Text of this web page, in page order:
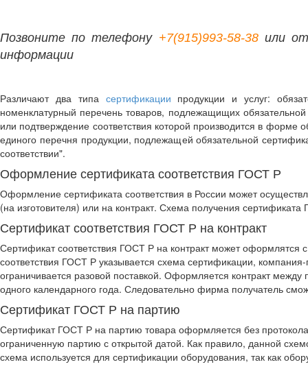
Позвоните по телефону +7(915)993-58-38или
информации
Различают два типа сертификации продукции и услуг:
номенклатурный перечень товаров, подлежащищих
или подтверждение соответствия которой производится в
единого перечня продукции, подлежащей обязательной
соответствии".
Оформление сертификата соответствия ГОСТ Р
Оформление сертификата соответствия в России может
(на изготовителя) или на контракт. Схема получения
Сертификат соответствия ГОСТ Р на контракт
Сертификат соответствия ГОСТ Р на контракт может
соответствия ГОСТ Р указывается схема сертификации,
ограничивается разовой поставкой. Оформляется контракт
одного календарного года. Следовательно фирма получатель
Сертификат ГОСТ Р на партию
Сертификат ГОСТ Р на партию товара оформляется без
ограниченную партию с открытой датой. Как правило, данной
схема используется для сертификации оборудования, так как